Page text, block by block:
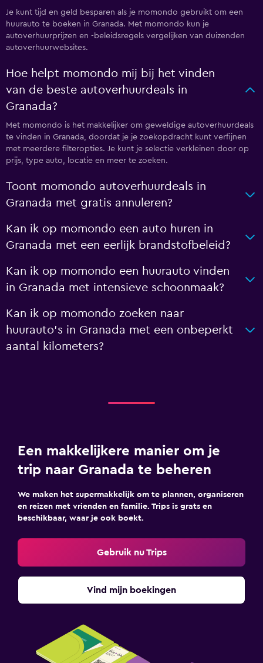
Je kunt tijd en geld besparen als je momondo gebruikt om een
huurauto te boeken in Granada. Met momondo kun je
autoverhuurprijzen en -beleidsregels vergelijken van duizenden
autoverhuurwebsites.
Hoe helpt momondo mij bij het vinden
van de beste autoverhuurdeals in
Granada?
Met momondo is het makkelijker om geweldige autoverhuurdeals
te vinden in Granada, doordat je je zoekopdracht kunt verfijnen
met meerdere filteropties. Je kunt je selectie verkleinen door op
prijs, type auto, locatie en meer te zoeken.
Toont momondo autoverhuurdeals in
Granada met gratis annuleren?
Kan ik op momondo een auto huren in
Granada met een eerlijk brandstofbeleid?
Kan ik op momondo een huurauto vinden
in Granada met intensieve schoonmaak?
Kan ik op momondo zoeken naar
huurauto's in Granada met een onbeperkt
aantal kilometers?
Een makkelijkere manier om je
trip naar Granada te beheren
We maken het supermakkelijk om te plannen, organiseren
en reizen met vrienden en familie. Trips is grats en
beschikbaar, waar je ook boekt.
Gebruik nu Trips
Vind mijn boekingen